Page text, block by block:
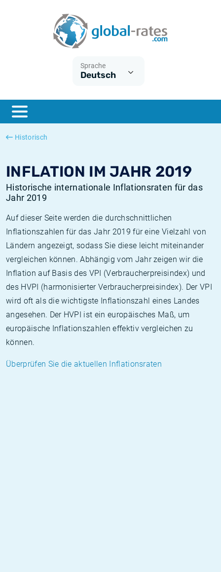
Sprache
Deutsch
Historisch
INFLATION IM JAHR 2019
Historische internationale Inflationsraten für das
Jahr 2019
Auf dieser Seite werden die durchschnittlichen
Inflationszahlen für das Jahr 2019 für eine Vielzahl von
Ländern angezeigt, sodass Sie diese leicht miteinander
vergleichen können. Abhängig vom Jahr zeigen wir die
Inflation auf Basis des VPI (Verbraucherpreisindex) und
des HVPI (harmonisierter Verbraucherpreisindex). Der VPI
wird oft als die wichtigste Inflationszahl eines Landes
angesehen. Der HVPI ist ein europäisches Maß, um
europäische Inflationszahlen effektiv vergleichen zu
können.
Überprüfen Sie die aktuellen Inflationsraten
ESTER
SONIA
Was ist die VPI-Inflation?
Was ist die HVPI-Inflation?
Deutsche inflation
Europäische inflation
Historische Euribor-Sätze
Historische ESTER-Sätze
Historische SOFR-Sätze
Historische SONIA-Sätze
Inflationsrechner